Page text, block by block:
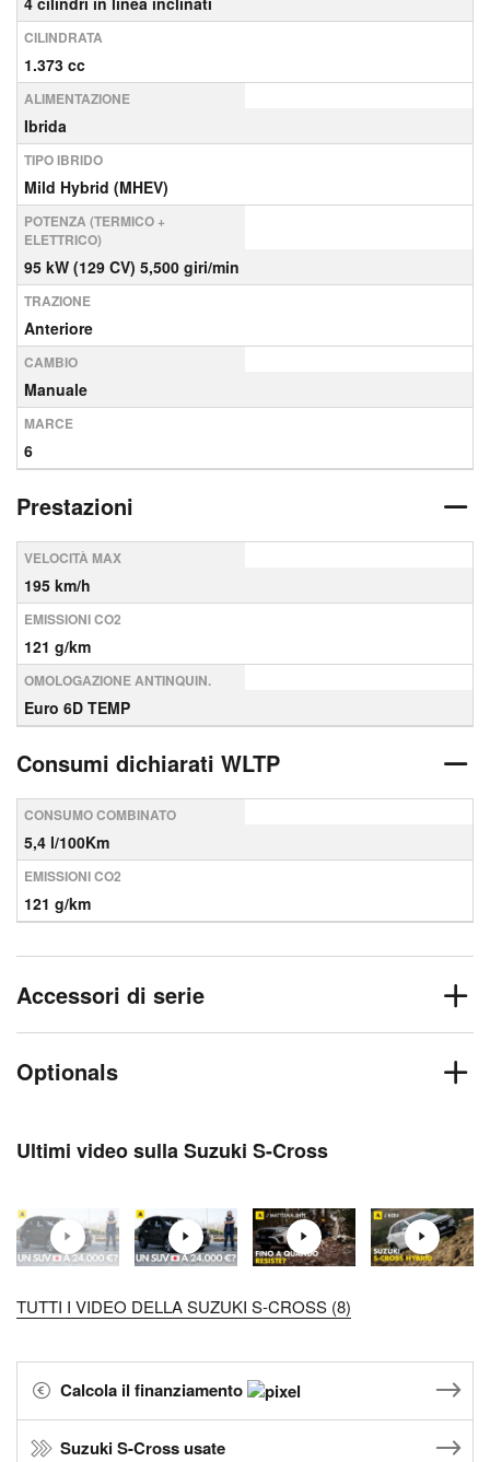
CILINDRATA
1.373 cc
ALIMENTAZIONE
Ibrida
TIPO IBRIDO
Mild Hybrid (MHEV)
POTENZA (TERMICO +
ELETTRICO)
95 kW (129 CV) 5,500 giri/min
TRAZIONE
Anteriore
CAMBIO
Manuale
MARCE
6
Prestazioni
VELOCITÀ MAX
195 km/h
EMISSIONI CO2
121 g/km
OMOLOGAZIONE ANTINQUIN.
Euro 6D TEMP
Consumi dichiarati WLTP
CONSUMO COMBINATO
5,4 l/100Km
EMISSIONI CO2
121 g/km
Accessori di serie
Optionals
Ultimi video sulla Suzuki S-Cross
TUTTI I VIDEO DELLA SUZUKI S-CROSS (8)
Calcola il finanziamento
Suzuki S-Cross usate